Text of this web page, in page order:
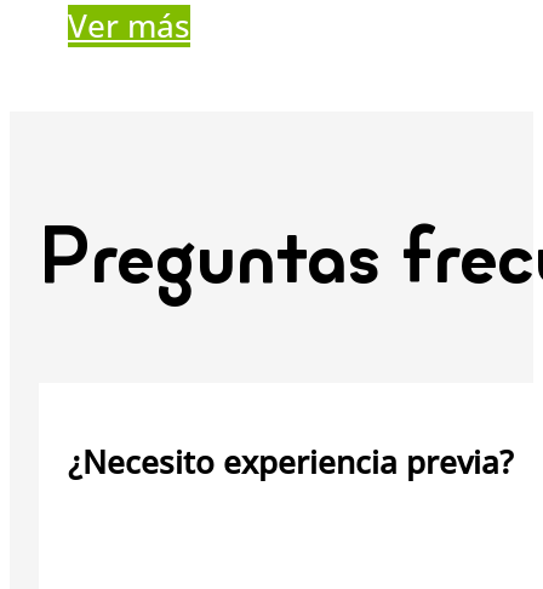
Ver más
Preguntas
¿Necesito experiencia previa?